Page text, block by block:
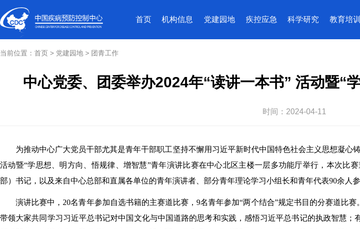
首页 机构信息 党建园地 疾控应急 科学研究 教育培训
当前位置： 首页 > 党建园地 > 团青工作
中心党委、团委举办2024年“读讲一本书” 活动暨“
时间： 2024-04-11
为推动中心广大党员干部尤其是青年干部职工坚持不懈用习近平新时代中国特色社会主义思想凝
活动暨“学思想、明方向、悟规律、增智慧”青年演讲比赛在中心北区主楼一层多功能厅举行，本次
部）书记，以及来自中心总部和直属各单位的青年演讲者、部分青年理论学习小组长和青年代表90余人参
演讲比赛中，20名青年参加自选书籍的主赛道比赛，9名青年参加“两个结合”规定书目的分赛道
带领大家共同学习习近平总书记对中国文化与中国道路的思考和实践，感悟习近平总书记的执政智慧